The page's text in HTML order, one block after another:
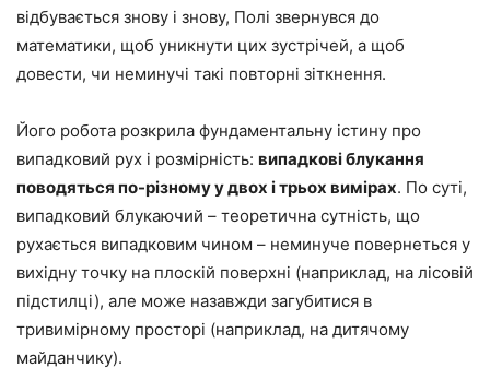
відбувається знову і знову, Полі звернувся до
математики, щоб уникнути цих зустрічей, а щоб
довести, чи неминучі такі повторні зіткнення.
Його робота розкрила фундаментальну істину про
випадковий рух і розмірність: випадкові блукання
поводяться по-різному у двох і трьох вимірах. По суті,
випадковий блукаючий – теоретична сутність, що
рухається випадковим чином – неминуче повернеться у
вихідну точку на плоскій поверхні (наприклад, на лісовій
підстилці), але може назавжди загубитися в
тривимірному просторі (наприклад, на дитячому
майданчику).